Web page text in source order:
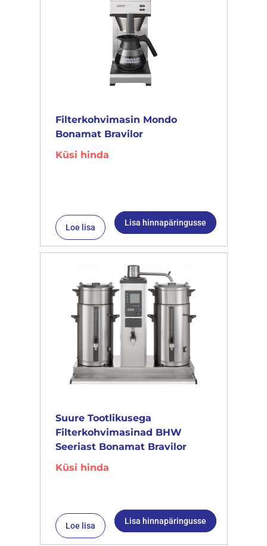
Filterkohvimasin Mondo
Bonamat Bravilor
Küsi hinda
Loe lisa Lisa hinnapäringusse
Suure Tootlikusega
Filterkohvimasinad BHW
Seeriast Bonamat Bravilor
Küsi hinda
Loe lisa Lisa hinnapäringusse